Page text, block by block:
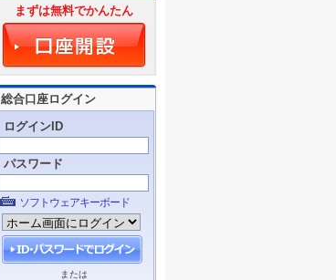
まずは無料でかんたん
総合口座ログイン
ログインID
パスワード
ソフトウェアキーボード
または